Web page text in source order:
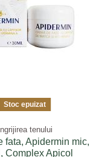
Stoc epuizat
Ingrijirea tenului
fata, Apidermin mic,
Complex Apicol